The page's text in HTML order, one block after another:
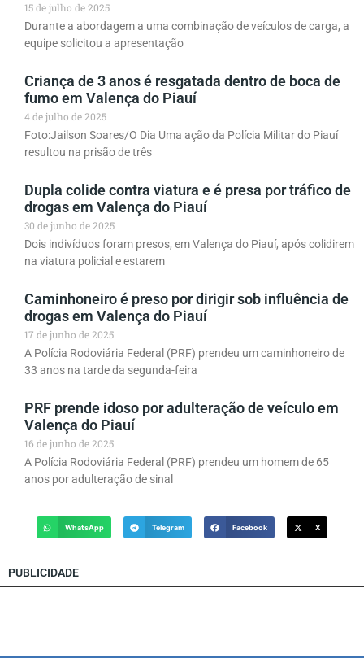
15 de julho de 2025
Durante a abordagem a uma combinação de veículos de carga, a
equipe solicitou a apresentação
Criança de 3 anos é resgatada dentro de boca de
fumo em Valença do Piauí
4 de julho de 2025
Foto:Jailson Soares/O Dia Uma ação da Polícia Militar do Piauí
resultou na prisão de três
Dupla colide contra viatura e é presa por tráfico de
drogas em Valença do Piauí
30 de junho de 2025
Dois indivíduos foram presos, em Valença do Piauí, após colidirem
na viatura policial e estarem
Caminhoneiro é preso por dirigir sob influência de
drogas em Valença do Piauí
17 de junho de 2025
A Polícia Rodoviária Federal (PRF) prendeu um caminhoneiro de
33 anos na tarde da segunda-feira
PRF prende idoso por adulteração de veículo em
Valença do Piauí
16 de junho de 2025
A Polícia Rodoviária Federal (PRF) prendeu um homem de 65
anos por adulteração de sinal
WhatsApp Telegram Facebook X
PUBLICIDADE